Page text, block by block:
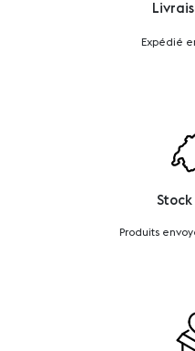
Expédié
Stock
Produits